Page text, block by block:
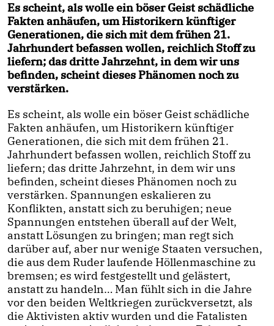
Es scheint, als wolle ein böser Geist schädliche
Fakten anhäufen, um Historikern künftiger
Generationen, die sich mit dem frühen 21.
Jahrhundert befassen wollen, reichlich Stoff zu
liefern; das dritte Jahrzehnt, in dem wir uns
befinden, scheint dieses Phänomen noch zu
verstärken.
Es scheint, als wolle ein böser Geist schädliche
Fakten anhäufen, um Historikern künftiger
Generationen, die sich mit dem frühen 21.
Jahrhundert befassen wollen, reichlich Stoff zu
liefern; das dritte Jahrzehnt, in dem wir uns
befinden, scheint dieses Phänomen noch zu
verstärken. Spannungen eskalieren zu
Konflikten, anstatt sich zu beruhigen; neue
Spannungen entstehen überall auf der Welt,
anstatt Lösungen zu bringen; man regt sich
darüber auf, aber nur wenige Staaten versuchen,
die aus dem Ruder laufende Höllenmaschine zu
bremsen; es wird festgestellt und gelästert,
anstatt zu handeln… Man fühlt sich in die Jahre
vor den beiden Weltkriegen zurückversetzt, als
die Aktivisten aktiv wurden und die Fatalisten